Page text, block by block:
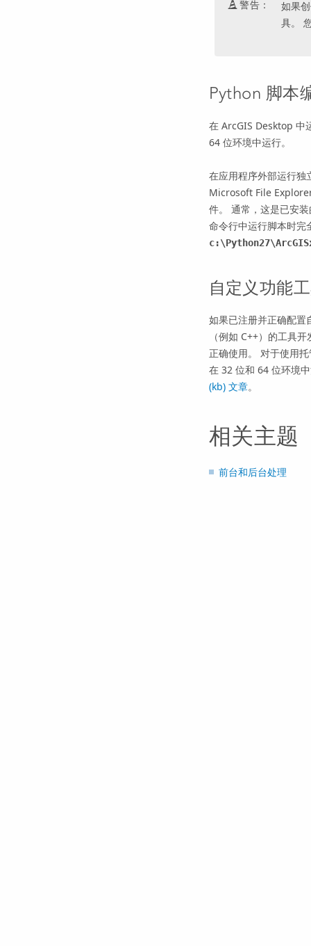
警告：
如果
具。
Python 脚本
在 ArcGIS Desktop 中
64 位环境中运行。
在应用程序外部运行独
Microsoft File
件。 通常，这是已安
命令行中运行脚本时完
自定义功能
如果已注册并正确配置
（例如 C++）的工具
正确使用。 对于使用
在 32 位和 64 位环境
(kb) 文章。
相关主题
前台和后台处理